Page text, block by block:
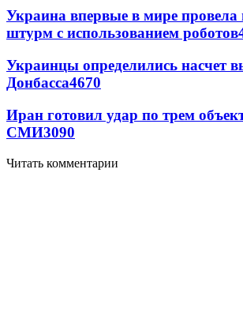
Украина впервые в мире
штурм с использованием роботов
Украинцы определились насчет
Донбасса4670
Иран готовил удар по трем
СМИ3090
Читать комментарии